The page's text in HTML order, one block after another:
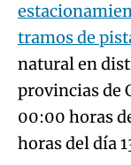
tramos de
natural en
provincias de
00:00 horas
horas del día